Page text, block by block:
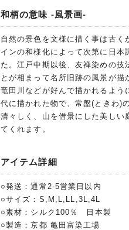
和柄の意味 -風景画-
自然の景色を文様に描く事は古
インの和様化によって次第に日本
た。江戸中期以後、友禅染めの技
とが相まって名所旧跡の風景が描
竜田川などが好んで描かれるよ
代に描かれた物で、常盤(ときわ)
清々しく、山を借景にした美しい
てくれます。
アイテム詳細
○発送：通常2-5営業日以内
○サイズ：S,M,L,LL,3L,4L
○素材：シルク100％ 日本製
○製造：京都 亀田富染工場